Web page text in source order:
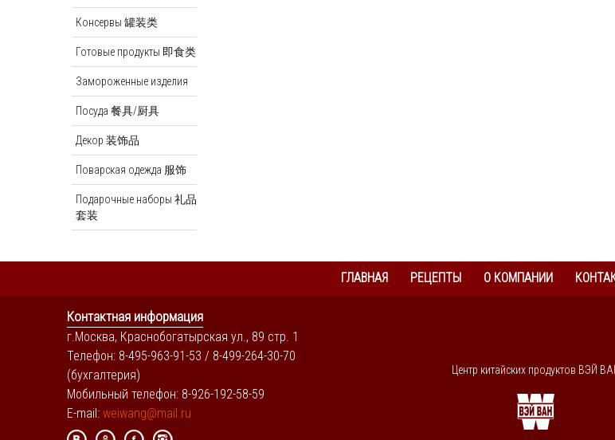
Консервы 罐装类
Готовые продукты 即食类
Замороженные изделия
Посуда 餐具/厨具
Декор 装饰品
Поварская одежда 服饰
Подарочные наборы 礼品
套装
ГЛАВНАЯ РЕЦЕПТЫ О КОМПАНИИ
Контактная информация
г.Москва, Краснобогатырская ул., 89 стр. 1
Телефон: 8-495-963-91-53 / 8-499-264-30-70
(бухгалтерия)
Мобильный телефон: 8-926-192-58-59
E-mail: weiwang@mail.ru
Центр китайских продуктов ВЭЙ